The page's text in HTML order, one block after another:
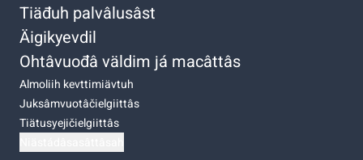
Tiäđuh palvâlusâst
Äigikyevdil
Ohtâvuođâ väldim já macâttâs
Almoliih kevttimiävtuh
Juksâmvuotâčielgiittâs
Tiätusyejičielgiittâs